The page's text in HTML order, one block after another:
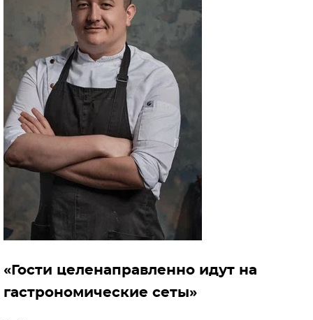
«Гости целенаправленно идут на
гастрономические сеты»